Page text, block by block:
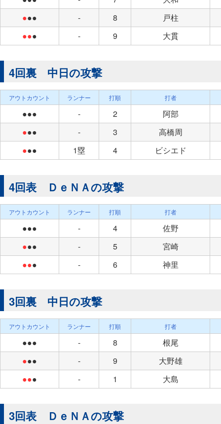
●●● - 8
戸柱
●●● - 9 大貫
4回裏 中日の攻撃
アウトカウント ランナー 打順 打者
●●● - 2
阿部
●●● - 3
高橋周
●●● 1塁 4 ビシエド
4回表 ＤｅＮＡの攻撃
アウトカウント ランナー 打順 打者
●●● - 4
佐野
●●● - 5
宮崎
●●● - 6 神里
3回裏 中日の攻撃
アウトカウント ランナー 打順 打者
●●● - 8
根尾
●●● - 9
大野雄
●●● - 1 大島
3回表 ＤｅＮＡの攻撃